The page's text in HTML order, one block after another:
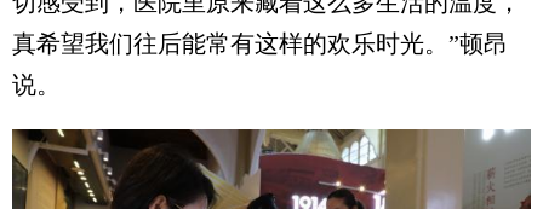
真希望我们往后能常有这样的欢乐时光。”顿昂
说。